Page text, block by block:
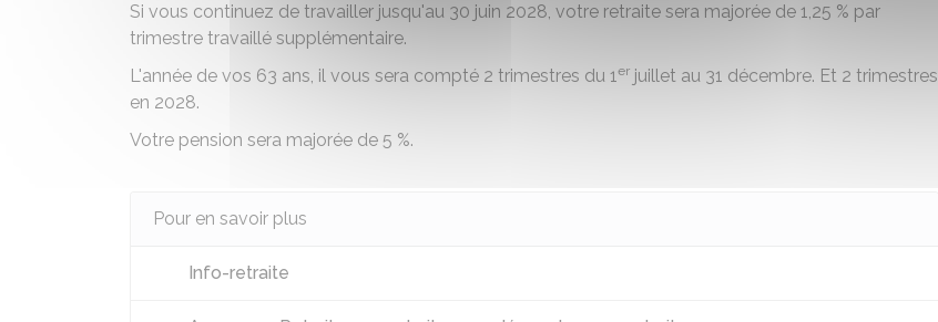
Si vous continuez de travailler jusqu'au 30 juin 2028, votre retraite sera majorée de 1,25 % par
trimestre travaillé supplémentaire.
L'année de vos 63 ans, il vous sera compté 2 trimestres du 1er juillet au 31 décembre. Et 2 trimestres
en 2028.
Votre pension sera majorée de 5 %.
Pour en savoir plus
Info-retraite